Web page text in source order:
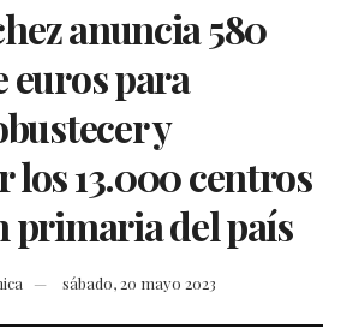
anuncia 580
euros para
y
los 13.000 centros
primaria del país
sábado, 20 mayo 2023